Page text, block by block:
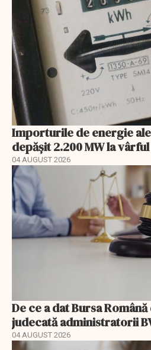
Importurile de energie
depășit 2.200 MW la
04 AUGUST 2026
De ce a dat Bursa
judecată administratorii
04 AUGUST 2026